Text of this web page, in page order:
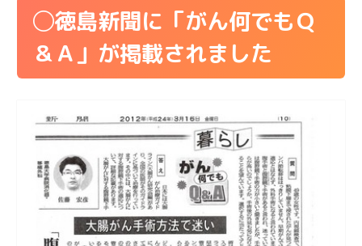
◯徳島新聞に「がん何でもＱ
＆Ａ」が掲載されました